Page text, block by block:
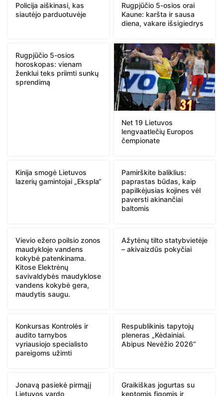
Policija aiškinasi, kas
siautėjo parduotuvėje
Rugpjūčio 5-osios orai
Kaune: karšta ir sausa
diena, vakare išsigiedrys
Rugpjūčio 5-osios
horoskopas: vienam
ženklui teks priimti sunkų
sprendimą
Net 19 Lietuvos
lengvaatlečių Europos
čempionate
Kinija smogė Lietuvos
lazerių gamintojai „Ekspla“
Pamirškite baliklius:
paprastas būdas, kaip
papilkėjusias kojines vėl
paversti akinančiai
baltomis
Vievio ežero poilsio zonos
maudykloje vandens
kokybė patenkinama.
Kitose Elektrėnų
savivaldybės maudyklose
vandens kokybė gera,
maudytis saugu.
Ažytėnų tilto statybvietėje
– akivaizdūs pokyčiai
Konkursas Kontrolės ir
audito tarnybos
vyriausiojo specialisto
pareigoms užimti
Respublikinis tapytojų
pleneras „Kėdainiai.
Abipus Nevėžio 2026“
Jonavą pasiekė pirmąjį
Lietuvos vardo
Graikiškas jogurtas su
keptomis figomis ir